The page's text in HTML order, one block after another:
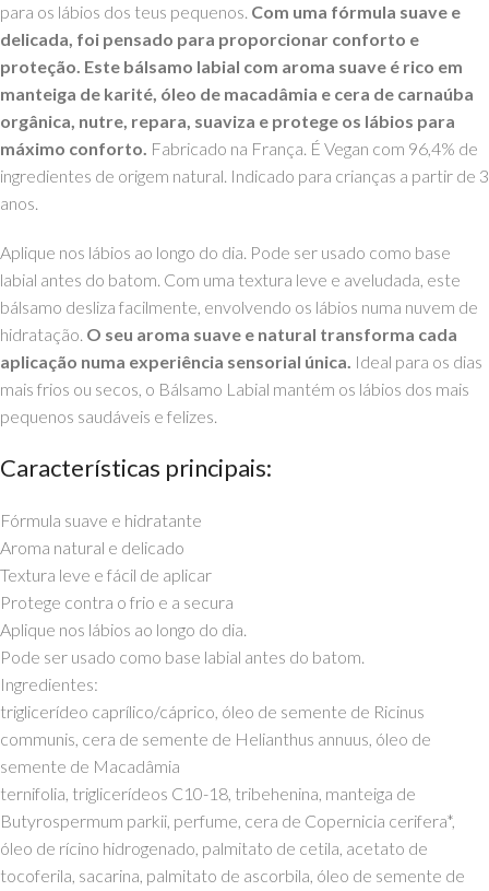
para os lábios dos teus pequenos. Com uma fórmula suave e
delicada, foi pensado para proporcionar conforto e
proteção. Este bálsamo labial com aroma suave é rico em
manteiga de karité, óleo de macadâmia e cera de carnaúba
orgânica, nutre, repara, suaviza e protege os lábios para
máximo conforto. Fabricado na França. É Vegan com 96,4% de
ingredientes de origem natural. Indicado para crianças a partir de 3
anos.
Aplique nos lábios ao longo do dia. Pode ser usado como base
labial antes do batom. Com uma textura leve e aveludada, este
bálsamo desliza facilmente, envolvendo os lábios numa nuvem de
hidratação. O seu aroma suave e natural transforma cada
aplicação numa experiência sensorial única. Ideal para os dias
mais frios ou secos, o Bálsamo Labial mantém os lábios dos mais
pequenos saudáveis e felizes.
Características principais:
Fórmula suave e hidratante
Aroma natural e delicado
Textura leve e fácil de aplicar
Protege contra o frio e a secura
Aplique nos lábios ao longo do dia.
Pode ser usado como base labial antes do batom.
Ingredientes:
triglicerídeo caprílico/cáprico, óleo de semente de Ricinus
communis, cera de semente de Helianthus annuus, óleo de
semente de Macadâmia
ternifolia, triglicerídeos C10-18, tribehenina, manteiga de
Butyrospermum parkii, perfume, cera de Copernicia cerifera*,
óleo de rícino hidrogenado, palmitato de cetila, acetato de
tocoferila, sacarina, palmitato de ascorbila, óleo de semente de